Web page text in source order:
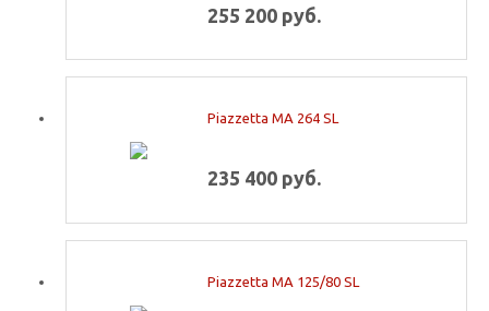
255 200 руб.
Piazzetta MA 264 SL
235 400 руб.
Piazzetta MA 125/80 SL